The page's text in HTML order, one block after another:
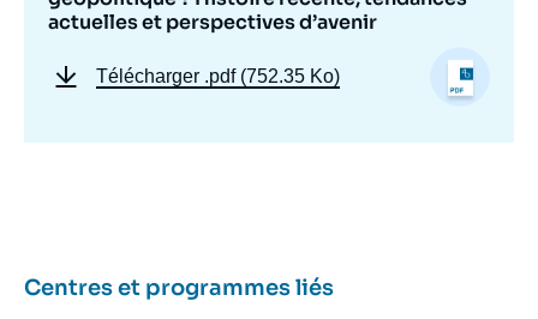
actuelles et perspectives d’avenir
Télécharger .pdf (752.35 Ko)
Centres et programmes liés